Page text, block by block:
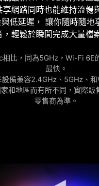
享網路同時也能維持流暢
低延遲， 讓你隨時隨地
，輕鬆於瞬間完成大量檔
相比，同為5GHz，Wi-Fi 6E
最快。
備兼容2.4GHz、5GHz、和
和地區而有所不同，實際販
零售商為準。
2x2
2
5Gbps